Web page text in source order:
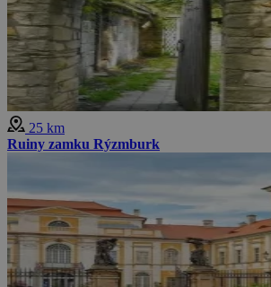
25 km
Ruiny zamku Rýzmburk